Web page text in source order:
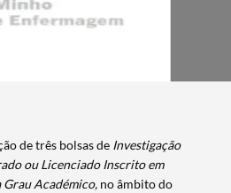
de três bolsas de Investigação
ou Licenciado Inscrito em
Académico, no âmbito do